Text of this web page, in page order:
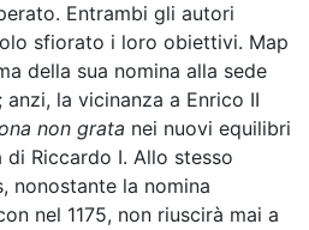
Entrambi gli autori
sfiorato i loro obiettivi. Map
della sua nomina alla sede
la vicinanza a Enrico II
non grata nei nuovi equilibri
di Riccardo I. Allo stesso
nonostante la nomina
nel 1175, non riuscirà mai a